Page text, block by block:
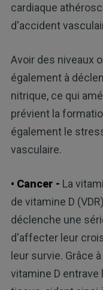
cardiaque
d'accident
Avoir des niveaux
également à
nitrique, ce qui
prévient la
également le
vasculaire.
• Cancer - La
de vitamine D
déclenche une
d'affecter leur
leur survie. Grâce
vitamine D